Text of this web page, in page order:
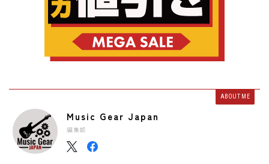
ABOUT ME
Music Gear Japan
編集部